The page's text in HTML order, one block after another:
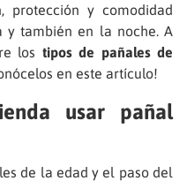
protección y comodidad
y también en la noche. A
los tipos de pañales de
en este artículo!
usar pañal
de la edad y el paso del